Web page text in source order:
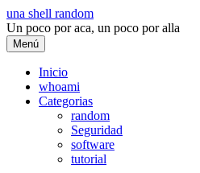
Saltar
al
contenido
una shell random
Un poco por aca, un poco por alla
Menú
Inicio
whoami
Categorias
random
Seguridad
software
tutorial